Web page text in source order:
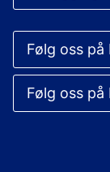
Følg oss på
Følg oss